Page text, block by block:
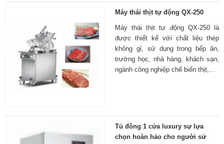
Máy thái thịt tự động QX-250
Máy thái thịt tự động QX-250 là
được thiết kế với chất liệu thép
không gỉ, sử dụng trong bếp ăn,
trường học, nhà hàng, khách sạn,
ngành công nghiệp chế biến thịt,...
Tủ đông 1 cửa luxury sự lựa
chọn hoàn hảo cho người sử